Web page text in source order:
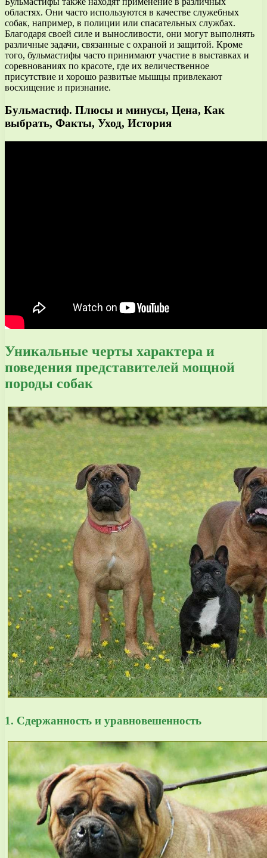
областях. Они часто используются в качестве служебных
собак, например, в полиции или спасательных службах.
Благодаря своей силе и выносливости, они могут выполнять
различные задачи, связанные с охраной и защитой. Кроме
того, бульмастифы часто принимают участие в выставках и
соревнованиях по красоте, где их величественное
присутствие и хорошо развитые мышцы привлекают
восхищение и признание.
Бульмастиф. Плюсы и минусы, Цена, Как
выбрать, Факты, Уход, История
Уникальные черты характера и
поведения представителей мощной
породы собак
1. Сдержанность и уравновешенность